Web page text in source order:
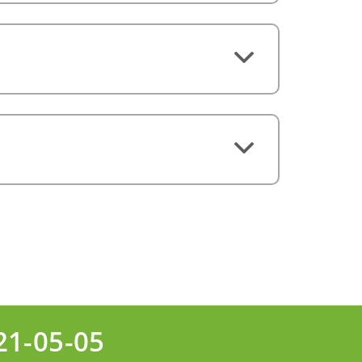
05-05